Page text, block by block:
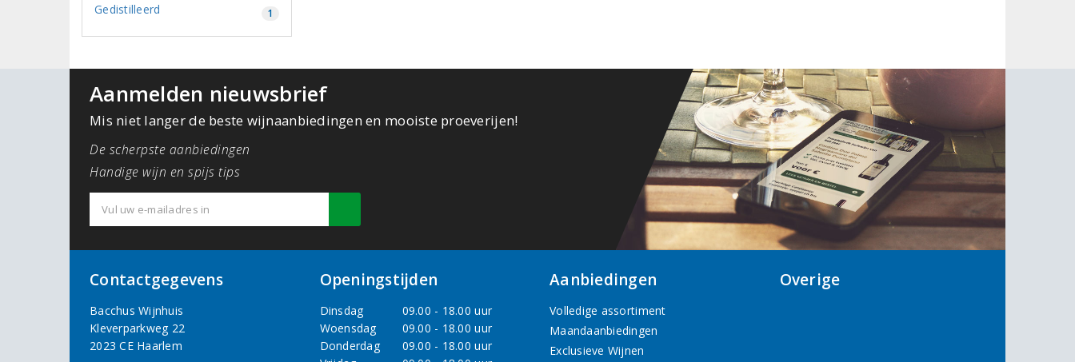
Gedistilleerd 1
Aanmelden nieuwsbrief
Mis niet langer de beste wijnaanbiedingen en mooiste proeverijen!
De scherpste aanbiedingen
Handige wijn en spijs tips
Contactgegevens
Bacchus Wijnhuis
Kleverparkweg 22
2023 CE Haarlem
Openingstijden
Dinsdag
09.00 - 18.00 uur
Woensdag
09.00 - 18.00 uur
Donderdag
09.00 - 18.00 uur
Aanbiedingen
Volledige assortiment
Maandaanbiedingen
Exclusieve Wijnen
Overige